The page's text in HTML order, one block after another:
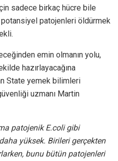
sadece birkaç hücre bile
patojenleri öldürmek
emin olmanın yolu,
hazırlayacağına
State yemek bilimleri
uzmanı Martin
patojenik E.coli gibi
yüksek. Birileri gerçekten
bunu bütün patojenleri